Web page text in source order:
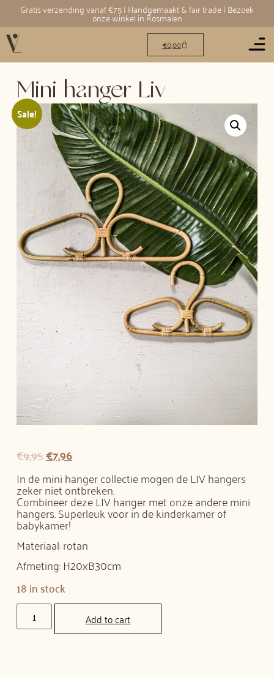
Gratis verzending vanaf €75 | Handgemaakt & fair trade | Bezoek
onze winkel in Rosmalen
€0,00
Mini hanger Liv
Sale!
€9,95€7,96
In de mini hanger collectie mogen de LIV hangers
zeker niet ontbreken.
Combineer deze LIV hanger met onze andere mini
hangers. Superleuk voor in de kinderkamer of
babykamer!
Materiaal: rotan
Afmeting: H20xB30cm
18 in stock
Add to cart